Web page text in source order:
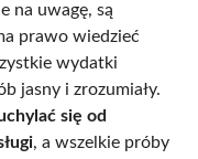
na uwagę, są
prawo wiedzieć
wydatki
jasny i zrozumiały.
się od
, a wszelkie próby